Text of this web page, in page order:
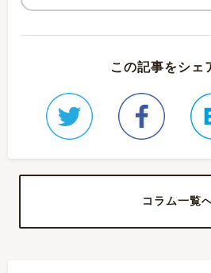
この記事をシェ
コラム一覧